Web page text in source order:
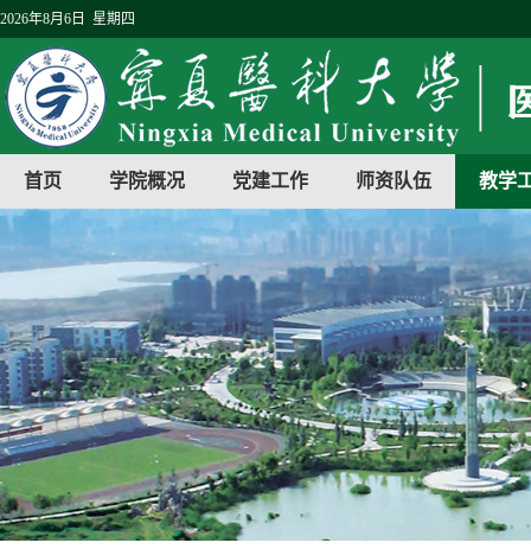
2026年8月6日 星期四
首页 学院概况 党建工作 师资队伍 教学